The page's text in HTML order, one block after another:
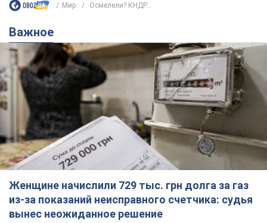
Мир Осмелели? КНДР...
Важное
Женщине начислили 729 тыс. грн долга за газ
из-за показаний неисправного счетчика: судья
вынес неожиданное решение